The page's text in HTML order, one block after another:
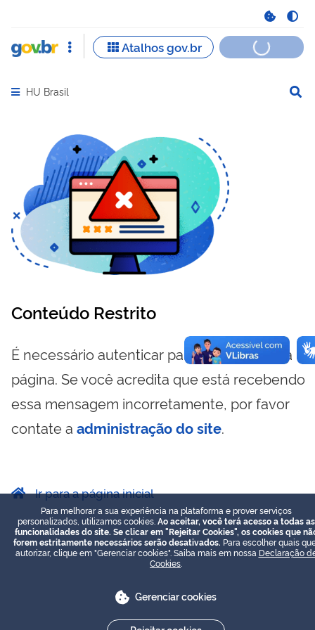
Abrir menu principal de navegação
HU Brasil
Conteúdo Restrito
É necessário autenticar para visualizar essa
página. Se você acredita que está recebendo
essa mensagem incorretamente, por favor
contate a administração do site.
Ir para a página inicial
Para melhorar a sua experiência na plataforma e prover serviços
personalizados, utilizamos cookies. Ao aceitar, você terá acesso a todas as
funcionalidades do site. Se clicar em "Rejeitar Cookies", os cookies que
forem estritamente necessários serão desativados. Para escolher quais
autorizar, clique em "Gerenciar cookies". Saiba mais em nossa Declaração
Cookies
Gerenciar cookies